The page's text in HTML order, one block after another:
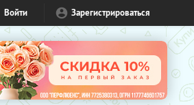
Войти Зарегистрироваться